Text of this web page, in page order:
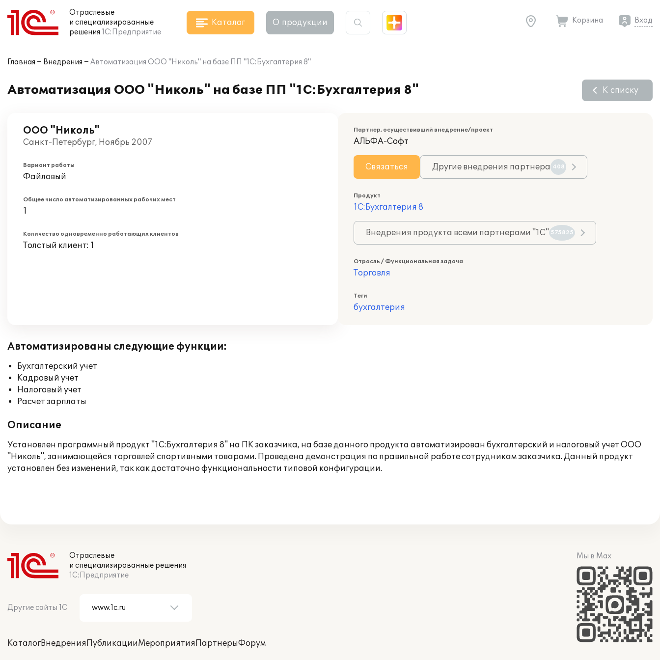
Отраслевые
и специализированные
решения 1С:Предприятие
Каталог О продукции Корзина Вход
Главная Внедрения Автоматизация ООО "Николь" на базе ПП "1С:Бухгалтерия 8"
Автоматизация ООО "Николь" на базе ПП "1С:Бухгалтерия 8" К списку
ООО "Николь"
Санкт-Петербург, Ноябрь 2007
Вариант работы
Файловый
Общее число автоматизированных рабочих мест
1
Количество одновременно работающих клиентов
Толстый клиент: 1
Партнер, осуществивший внедрение/проект
АЛЬФА-Софт
Связаться Другие внедрения партнера 408
Продукт
1С:Бухгалтерия 8
Внедрения продукта всеми партнерами "1С" 575825
Отрасль / Функциональная задача
Торговля
Теги
бухгалтерия
Автоматизированы следующие функции:
Бухгалтерский учет
Кадровый учет
Налоговый учет
Расчет зарплаты
Описание
Установлен программный продукт "1С:Бухгалтерия 8" на ПК заказчика, на базе данного продукта автоматизирован бухгалтерский и налоговый учет ООО
"Николь", занимающейся торговлей спортивными товарами. Проведена демонстрация по правильной работе сотрудникам заказчика. Данный продукт
установлен без изменений, так как достаточно функциональности типовой конфигурации.
Отраслевые
и специализированные решения
1С:Предприятие
Другие сайты 1С
КаталогВнедренияПубликацииМероприятияПартнерыФорум
Мы в Max